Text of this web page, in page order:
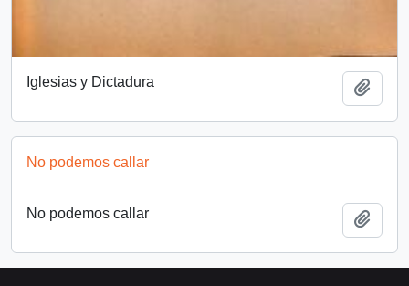
Iglesias y Dictadura
No podemos callar
No podemos callar